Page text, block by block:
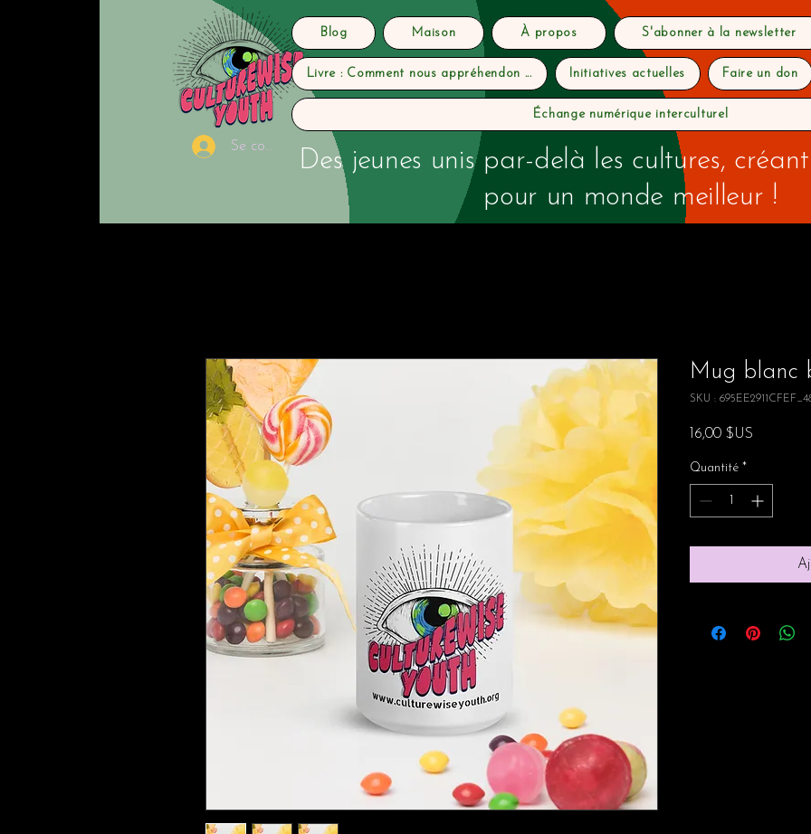
Se connecter
Blog Maison À propos S'abonner à la newsletter
Livre : Comment nous appréhendon ... Initiatives actuelles Faire un don
Échange numérique interculturel
Des jeunes unis par-delà les cultures,
pour un monde meilleur !
Mug blanc
SKU :
16,00 $US
Quantité *